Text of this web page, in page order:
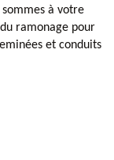
à votre
ramonage pour
et conduits